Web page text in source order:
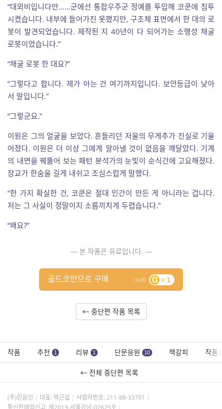
“대외비입니다만……군에선 통합우주군 정예를 투입해 코쿤에 침투
시켰습니다. 내부에 들어가진 못했지만, 구조체 표면에서 한 대의 로
봇이 발견되었습니다. 제작된 지 40년이 다 되어가는 소행성 채굴
로봇이었습니다.”
“채굴 로봇 한 대요?”
“그렇다고 합니다. 제가 아는 건 여기까지입니다. 보안등급이 낮아
서 말입니다.”
“그렇군요.”
이원은 그의 얼굴을 보았다. 흔들리던 저울의 무게추가 진실로 기울
어졌다. 이원은 더 이상 그에게 알아낼 것이 없음을 깨달았다. 기계
의 내면을 꿰뚫어 보는 패턴 분석가의 눈빛이 순식간에 고요해졌다.
장교가 한숨을 길게 내쉬고 조심스럽게 말했다.
“한 가지 확실한 건, 코쿤은 절대 인간이 만든 게 아니라는 겁니다.
저는 그 사실이 정말이지 소름끼치게 두렵습니다.”
“왜요?”
— 본 작품은 유료입니다. —
100 1
골드코인으로 구매
← 중단편 작품 목록
작품 추천 1 리뷰 1 단문응원 10 책갈피 작품
← 전체 중단편 목록
(주)민음인 대표: 박근섭 사업자번호: 211-88-33701